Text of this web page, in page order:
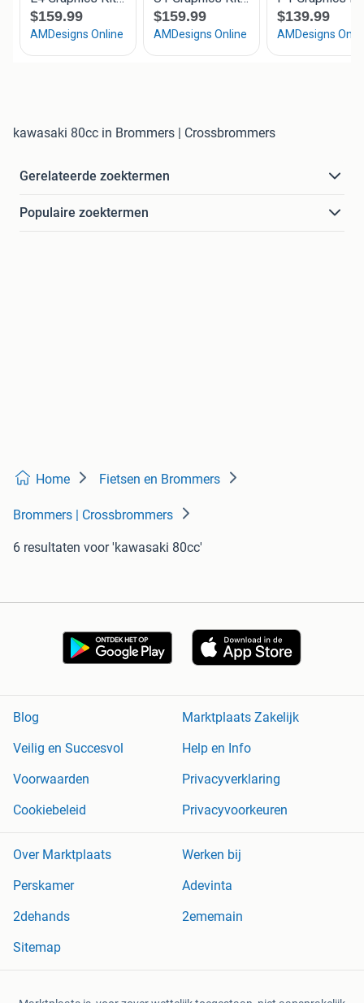
kawasaki 80cc in Brommers | Crossbrommers
Gerelateerde zoektermen
Populaire zoektermen
Home Fietsen en Brommers
Brommers | Crossbrommers
6 resultaten voor 'kawasaki 80cc'
Blog
Marktplaats Zakelijk
Veilig en Succesvol
Help en Info
Voorwaarden
Privacyverklaring
Cookiebeleid
Privacyvoorkeuren
Over Marktplaats
Werken bij
Perskamer
Adevinta
2dehands
2ememain
Sitemap